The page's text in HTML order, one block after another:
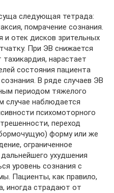
следующая тетрада:
помрачение сознания.
и отек дисков зрительных
При ЭВ снижается
тахикардия, нарастает
состояния пациента
В ряде случаев ЭВ
периодом тяжелого
случае наблюдается
психомоторного
переход
форму или же
ограниченное
ухудшения
уровень сознания с
Пациенты, как правило,
иногда страдают от